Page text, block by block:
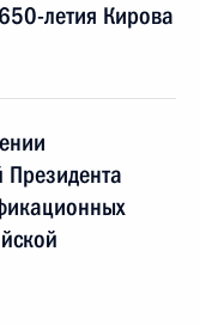
летия Кирова
Президента